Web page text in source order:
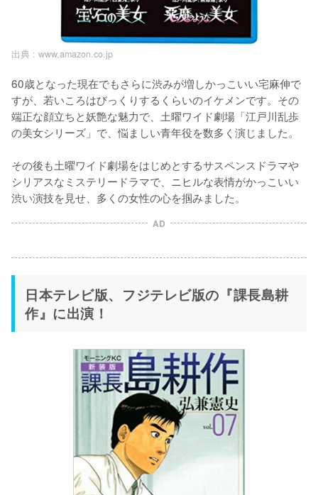
出典 : www.amazon.co.jp
60歳となった現在でもさらに渋みが増しかっこいい宅麻伸で
すが、若いころはびっくりするくらいのイケメンです。その
端正な顔立ちと妖艶な魅力で、土曜ワイド劇場「江戸川乱歩
の美女シリーズ」で、悩ましい青年役を数多く演じました。
その後も土曜ワイド劇場をはじめとするサスペンスドラマや
シリアスなミステリードラマで、ニヒルな表情がかっこいい
渋い演技を見せ、多くの女性の心を掴みました。
AD
日本テレビ版、フジテレビ版の『課長島耕
作』に出演！